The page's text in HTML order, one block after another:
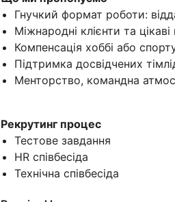
Гнучкий формат роботи:
Міжнародні клієнти та
Компенсація хоббі або
Підтримка досвідчених
Менторство, командна
Рекрутинг процес
Тестове завдання
HR співбесіда
Технічна співбесіда